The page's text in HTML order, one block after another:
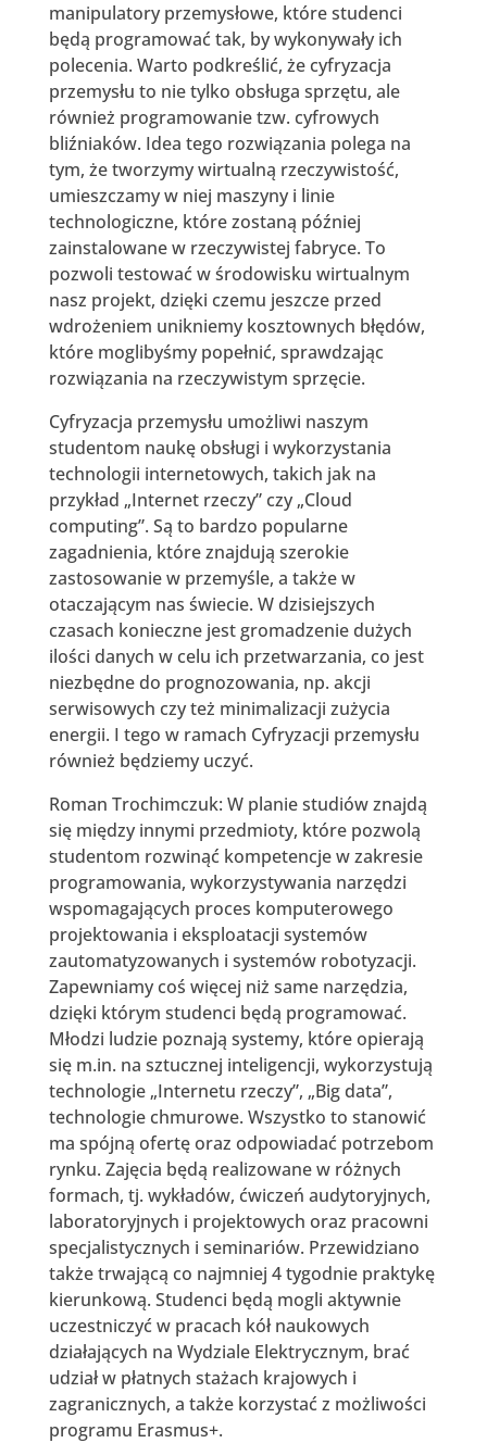
manipulatory przemysłowe, które studenci
będą programować tak, by wykonywały ich
polecenia. Warto podkreślić, że cyfryzacja
przemysłu to nie tylko obsługa sprzętu, ale
również programowanie tzw. cyfrowych
bliźniaków. Idea tego rozwiązania polega na
tym, że tworzymy wirtualną rzeczywistość,
umieszczamy w niej maszyny i linie
technologiczne, które zostaną później
zainstalowane w rzeczywistej fabryce. To
pozwoli testować w środowisku wirtualnym
nasz projekt, dzięki czemu jeszcze przed
wdrożeniem unikniemy kosztownych błędów,
które moglibyśmy popełnić, sprawdzając
rozwiązania na rzeczywistym sprzęcie.
Cyfryzacja przemysłu umożliwi naszym
studentom naukę obsługi i wykorzystania
technologii internetowych, takich jak na
przykład „Internet rzeczy” czy „Cloud
computing”. Są to bardzo popularne
zagadnienia, które znajdują szerokie
zastosowanie w przemyśle, a także w
otaczającym nas świecie. W dzisiejszych
czasach konieczne jest gromadzenie dużych
ilości danych w celu ich przetwarzania, co jest
niezbędne do prognozowania, np. akcji
serwisowych czy też minimalizacji zużycia
energii. I tego w ramach Cyfryzacji przemysłu
również będziemy uczyć.
Roman Trochimczuk: W planie studiów znajdą
się między innymi przedmioty, które pozwolą
studentom rozwinąć kompetencje w zakresie
programowania, wykorzystywania narzędzi
wspomagających proces komputerowego
projektowania i eksploatacji systemów
zautomatyzowanych i systemów robotyzacji.
Zapewniamy coś więcej niż same narzędzia,
dzięki którym studenci będą programować.
Młodzi ludzie poznają systemy, które opierają
się m.in. na sztucznej inteligencji, wykorzystują
technologie „Internetu rzeczy”, „Big data”,
technologie chmurowe. Wszystko to stanowić
ma spójną ofertę oraz odpowiadać potrzebom
rynku. Zajęcia będą realizowane w różnych
formach, tj. wykładów, ćwiczeń audytoryjnych,
laboratoryjnych i projektowych oraz pracowni
specjalistycznych i seminariów. Przewidziano
także trwającą co najmniej 4 tygodnie praktykę
kierunkową. Studenci będą mogli aktywnie
uczestniczyć w pracach kół naukowych
działających na Wydziale Elektrycznym, brać
udział w płatnych stażach krajowych i
zagranicznych, a także korzystać z możliwości
programu Erasmus+.